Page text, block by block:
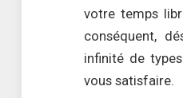
votre temps
conséquent,
infinité de
vous satisfaire.